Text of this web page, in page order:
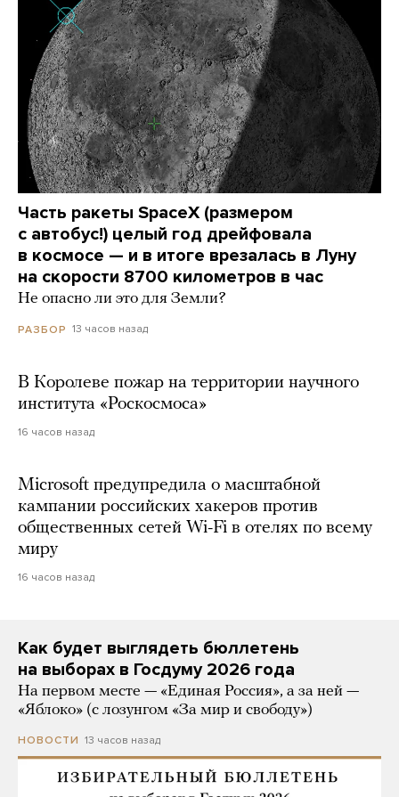
Часть ракеты SpaceX (размером
с автобус!) целый год дрейфовала
в космосе — и в итоге врезалась в Луну
на скорости 8700 километров в час
Не опасно ли это для Земли?
РАЗБОР 13 часов назад
В Королеве пожар на территории научного
института «Роскосмоса»
16 часов назад
Microsoft предупредила о масштабной
кампании российских хакеров против
общественных сетей Wi-Fi в отелях по всему
миру
16 часов назад
Как будет выглядеть бюллетень
на выборах в Госдуму 2026 года
На первом месте — «Единая Россия», а за ней —
«Яблоко» (с лозунгом «За мир и свободу»)
НОВОСТИ 13 часов назад